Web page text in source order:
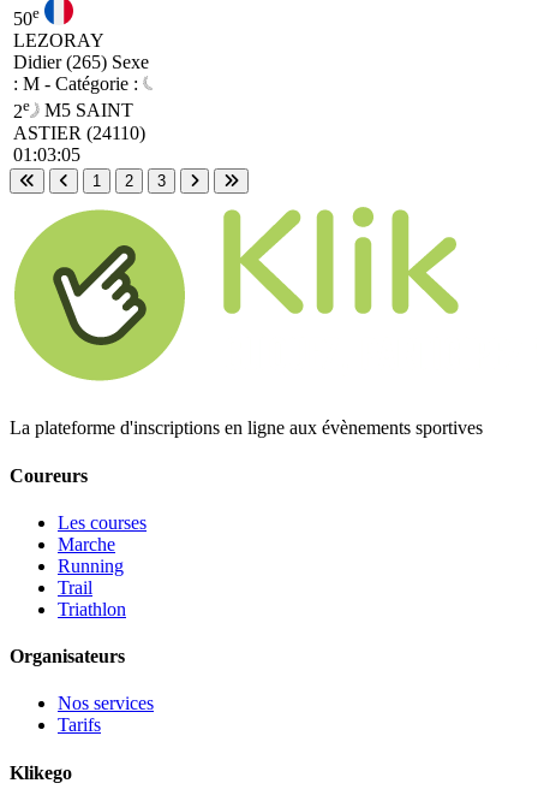
50e
LEZORAY
Didier (265) Sexe
: M - Catégorie :
2e M5 SAINT
ASTIER (24110)
01:03:05
Première page
Page précédente
1 2
3
Page suivante
Dernière page
La plateforme d'inscriptions en ligne aux évènements sportives
Coureurs
Les courses
Marche
Running
Trail
Triathlon
Organisateurs
Nos services
Tarifs
Klikego